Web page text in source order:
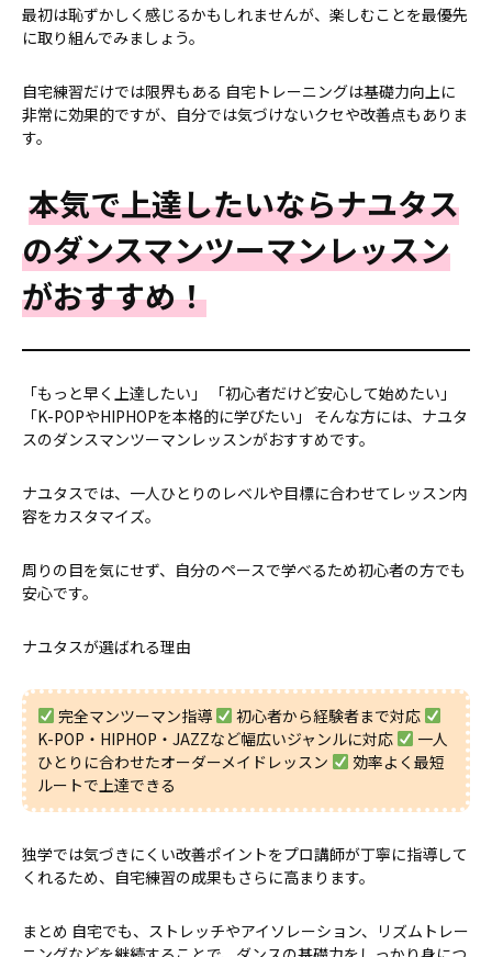
最初は恥ずかしく感じるかもしれませんが、楽しむことを最優先
に取り組んでみましょう。
自宅練習だけでは限界もある 自宅トレーニングは基礎力向上に
非常に効果的ですが、自分では気づけないクセや改善点もありま
す。
本気で上達したいならナユタス
のダンスマンツーマンレッスン
がおすすめ！
「もっと早く上達したい」 「初心者だけど安心して始めたい」
「K-POPやHIPHOPを本格的に学びたい」 そんな方には、ナユタ
スのダンスマンツーマンレッスンがおすすめです。
ナユタスでは、一人ひとりのレベルや目標に合わせてレッスン内
容をカスタマイズ。
周りの目を気にせず、自分のペースで学べるため初心者の方でも
安心です。
ナユタスが選ばれる理由
完全マンツーマン指導
初心者から経験者まで対応
K-POP・HIPHOP・JAZZなど幅広いジャンルに対応
一人
ひとりに合わせたオーダーメイドレッスン
効率よく最短
ルートで上達できる
独学では気づきにくい改善ポイントをプロ講師が丁寧に指導して
くれるため、自宅練習の成果もさらに高まります。
まとめ 自宅でも、ストレッチやアイソレーション、リズムトレー